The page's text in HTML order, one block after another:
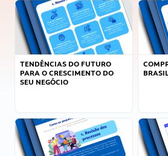
TENDÊNCIAS DO FUTURO
PARA O CRESCIMENTO DO
SEU NEGÓCIO